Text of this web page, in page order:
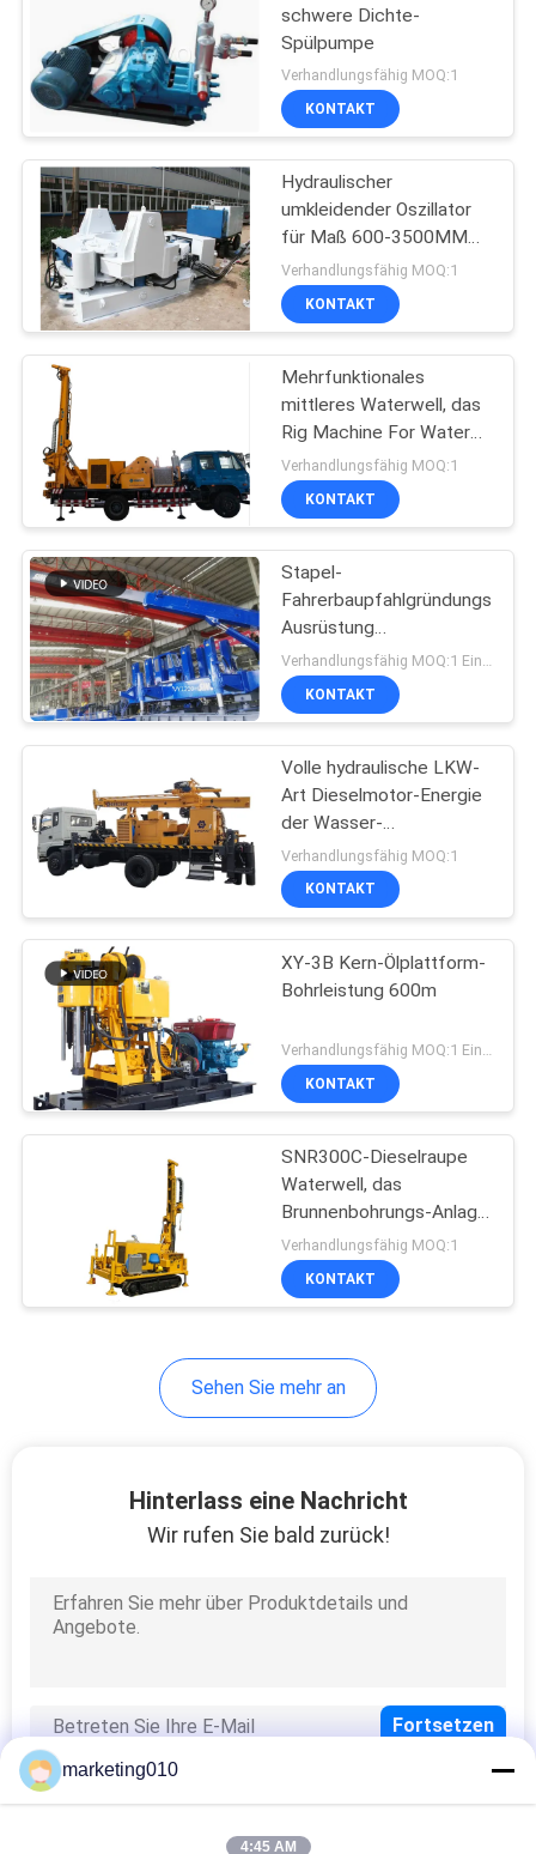
VERBINDUNG
FORDERN
SIE EIN
ZITAT
COMPANY
NEWS
SITEMAP
DATENSCHUTZERKLÄRUNG
CFA-Ausrüstung
Waterwell
Ölplattform
47
Gehäuse-Rotator
Hydroseilbagger
Bohrmaschinen
Entsander
Schlitzwandgeräte
Directional Drilling
Rig
schwere Dichte-
Spülpumpe
Verhandlungsfähig MOQ:1
KONTAKT
Hydraulischer
umkleidender Oszillator
für Maß 600-3500MM
für vollen umkleidenden
Bau
Verhandlungsfähig MOQ:1
KONTAKT
Mehrfunktionales
mittleres Waterwell, das
Rig Machine For Water
Well- und
Erforschungsbohrung
bohrt
Verhandlungsfähig MOQ:1
KONTAKT
Stapel-
Fahrerbaupfahlgründungs-
Ausrüstung
Energieeinsparung
VY1200H hydraulische
statische/hohe
KONTAKT
Volle hydraulische LKW-
Art Dieselmotor-Energie
der Wasser-
Brunnenbohrungs-
Ausrüstungs-132kw
Verhandlungsfähig MOQ:1
KONTAKT
XY-3B Kern-Ölplattform-
Bohrleistung 600m
Verhandlungsfähig MOQ:1 Einheit
KONTAKT
SNR300C-Dieselraupe
Waterwell, das
Brunnenbohrungs-Anlage
Rig Withs 300m Max
Drilling Depth Hydraulic
Water bohrt
Verhandlungsfähig MOQ:1
KONTAKT
Sehen Sie mehr an
Hinterlass eine Nachricht
Wir rufen Sie bald zurück!
marketing010
4:45 AM